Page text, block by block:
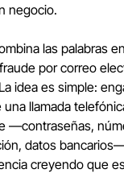
negocio.
las palabras
por correo
idea es simple:
llamada
—contraseñas,
datos
creyendo que